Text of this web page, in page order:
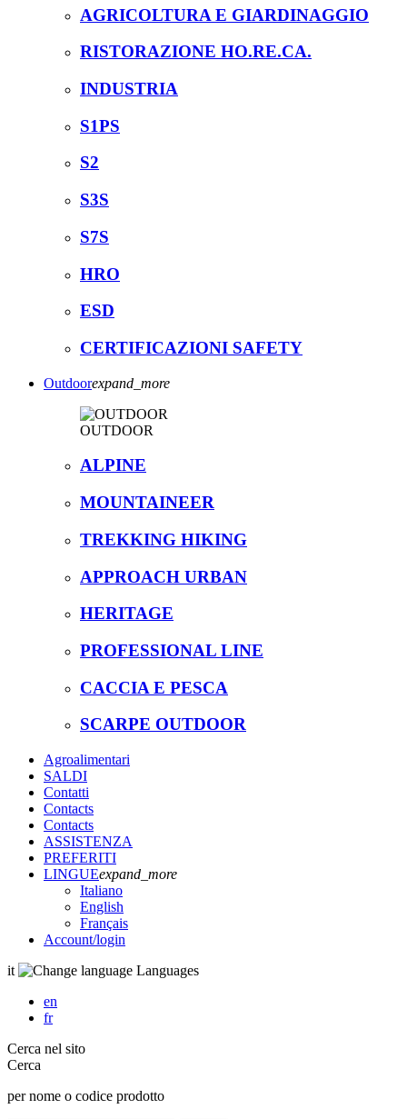
AGRICOLTURA E GIARDINAGGIO
RISTORAZIONE HO.RE.CA.
INDUSTRIA
S1PS
S2
S3S
S7S
HRO
ESD
CERTIFICAZIONI SAFETY
Outdoorexpand_more
OUTDOOR
ALPINE
MOUNTAINEER
TREKKING HIKING
APPROACH URBAN
HERITAGE
PROFESSIONAL LINE
CACCIA E PESCA
SCARPE OUTDOOR
Agroalimentari
SALDI
Contatti
Contacts
Contacts
ASSISTENZA
PREFERITI
LINGUEexpand_more
Italiano
English
Français
Account/login
it
Languages
en
fr
Cerca nel sito
Cerca
per nome o codice prodotto